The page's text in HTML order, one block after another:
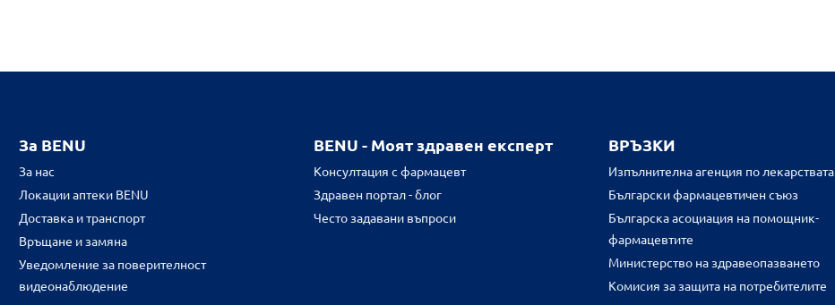
За BENU
За нас
Локации аптеки BENU
Доставка и транспорт
Връщане и замяна
Уведомление за поверителност
видеонаблюдение
BENU - Моят здравен експерт
Консултация с фармацевт
Здравен портал - блог
Често задавани въпроси
ВРЪЗКИ
Изпълнителна агенция по лекарствата
Български фармацевтичен съюз
Българска асоциация на помощник-
фармацевтите
Министерство на здравеопазването
Комисия за защита на потребителите